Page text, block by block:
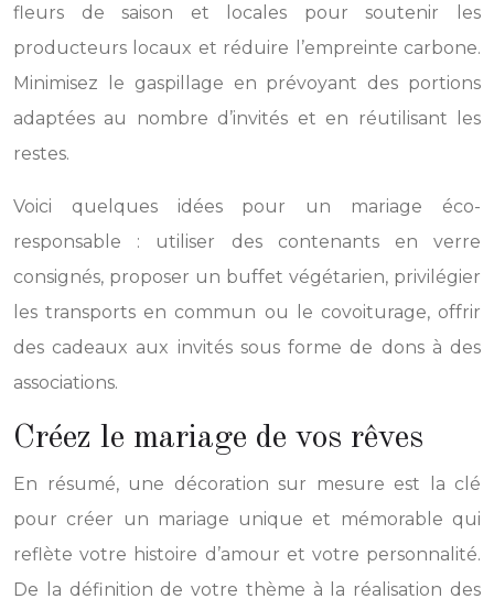
fleurs de saison et locales pour soutenir les
producteurs locaux et réduire l’empreinte carbone.
Minimisez le gaspillage en prévoyant des portions
adaptées au nombre d’invités et en réutilisant les
restes.
Voici quelques idées pour un mariage éco-
responsable : utiliser des contenants en verre
consignés, proposer un buffet végétarien, privilégier
les transports en commun ou le covoiturage, offrir
des cadeaux aux invités sous forme de dons à des
associations.
Créez le mariage de vos rêves
En résumé, une décoration sur mesure est la clé
pour créer un mariage unique et mémorable qui
reflète votre histoire d’amour et votre personnalité.
De la définition de votre thème à la réalisation des